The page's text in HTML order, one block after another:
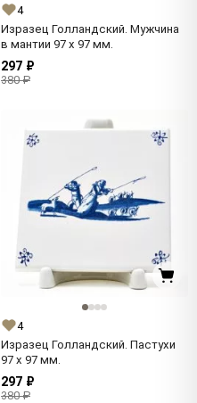
4
Изразец Голландский. Мужчина
в мантии 97 x 97 мм.
297 ₽
380 ₽
4
Изразец Голландский. Пастухи
97 x 97 мм.
297 ₽
380 ₽